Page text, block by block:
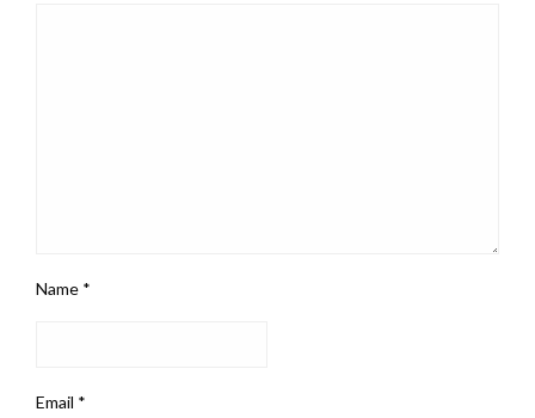
Name *
Email *